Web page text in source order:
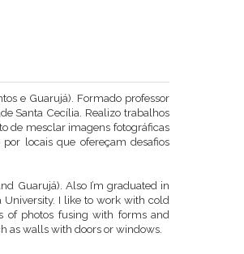
e Guarujá). Formado professor
Santa Cecília. Realizo trabalhos
de mesclar imagens fotográficas
locais que ofereçam desafios
Guarujá). Also I’m graduated in
I like to work with cold
of photos fusing with forms and
as walls with doors or windows.